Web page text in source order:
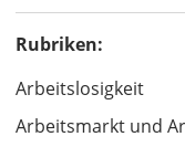
Rubriken:
Arbeitslosigkeit
Arbeitsmarkt und